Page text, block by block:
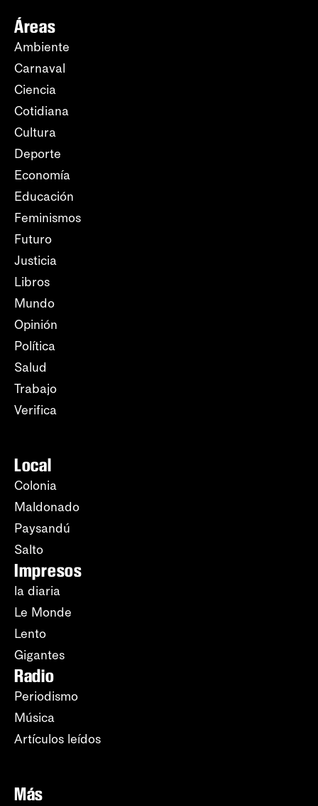
Áreas
Ambiente
Carnaval
Ciencia
Cotidiana
Cultura
Deporte
Economía
Educación
Feminismos
Futuro
Justicia
Libros
Mundo
Opinión
Política
Salud
Trabajo
Verifica
Local
Colonia
Maldonado
Paysandú
Salto
Impresos
la diaria
Le Monde
Lento
Gigantes
Radio
Periodismo
Música
Artículos leídos
Más